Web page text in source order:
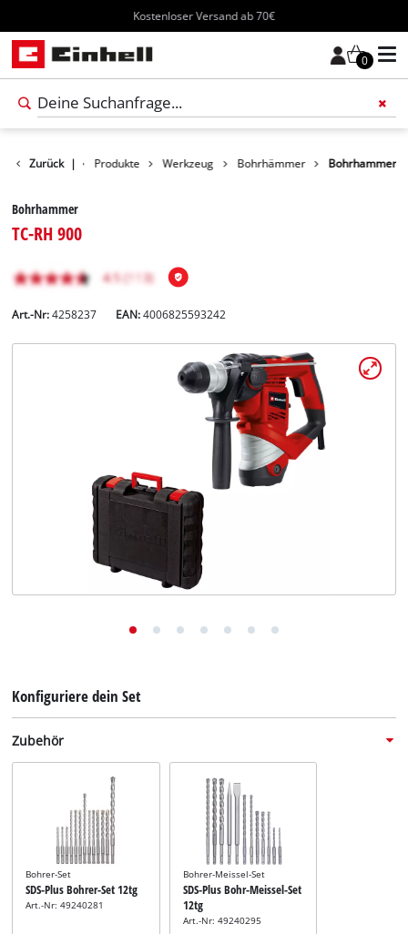
Kostenloser Versand ab 70€
0
Zurück | Produkte Werkzeug Bohrhämmer Bohrhammer
Bohrhammer
TC-RH 900
Art.-Nr: 4258237 EAN:4006825593242
Konfiguriere dein Set
Zubehör
Bohrer-Set
SDS-Plus Bohrer-Set 12tg
Art.-Nr: 49240281
Bohrer-Meissel-Set
SDS-Plus Bohr-Meissel-Set
12tg
Art.-Nr: 49240295